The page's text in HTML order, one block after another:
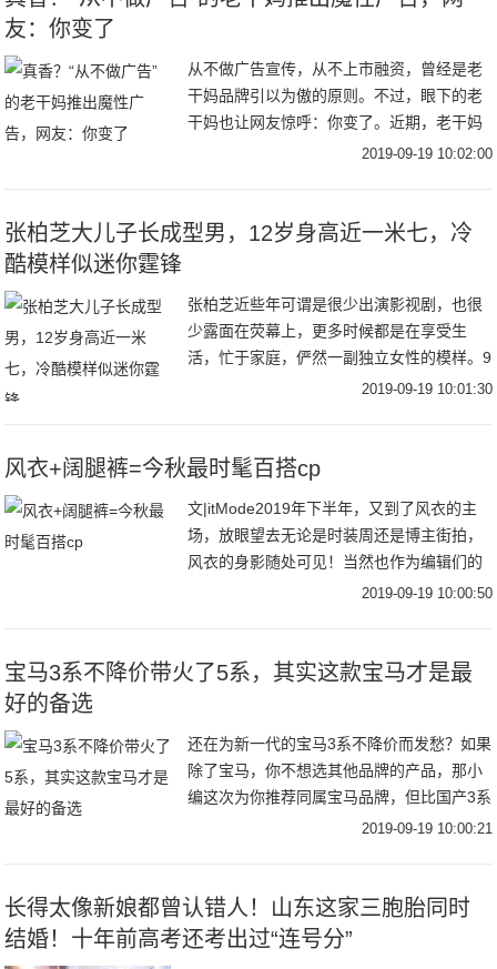
友：你变了
从不做广告宣传，从不上市融资，曾经是老
干妈品牌引以为傲的原则。不过，眼下的老
干妈也让网友惊呼：你变了。近期，老干妈
凭借一则魔性十足的广告走红网络。不仅如
2019-09-19 10:02:00
张柏芝大儿子长成型男，12岁身高近一米七，冷
酷模样似迷你霆锋
张柏芝近些年可谓是很少出演影视剧，也很
少露面在荧幕上，更多时候都是在享受生
活，忙于家庭，俨然一副独立女性的模样。9
月18日，张柏芝在社交平台分享了自己出海
2019-09-19 10:01:30
风衣+阔腿裤=今秋最时髦百搭cp
文|itMode2019年下半年，又到了风衣的主
场，放眼望去无论是时装周还是博主街拍，
风衣的身影随处可见！当然也作为编辑们的
心头好，风衣当然是每年秋季不能避免的话
2019-09-19 10:00:50
宝马3系不降价带火了5系，其实这款宝马才是最
好的备选
还在为新一代的宝马3系不降价而发愁？如果
除了宝马，你不想选其他品牌的产品，那小
编这次为你推荐同属宝马品牌，但比国产3系
更加彰显运动的车型——宝马3系GT。为什
2019-09-19 10:00:21
长得太像新娘都曾认错人！山东这家三胞胎同时
结婚！十年前高考还考出过“连号分”